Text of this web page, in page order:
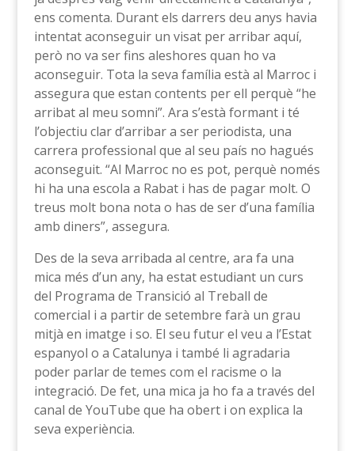
ens comenta. Durant els darrers deu anys havia
intentat aconseguir un visat per arribar aquí,
però no va ser fins aleshores quan ho va
aconseguir. Tota la seva família està al Marroc i
assegura que estan contents per ell perquè “he
arribat al meu somni”. Ara s’està formant i té
l’objectiu clar d’arribar a ser periodista, una
carrera professional que al seu país no hagués
aconseguit. “Al Marroc no es pot, perquè només
hi ha una escola a Rabat i has de pagar molt. O
treus molt bona nota o has de ser d’una família
amb diners”, assegura.
Des de la seva arribada al centre, ara fa una
mica més d’un any, ha estat estudiant un curs
del Programa de Transició al Treball de
comercial i a partir de setembre farà un grau
mitjà en imatge i so. El seu futur el veu a l’Estat
espanyol o a Catalunya i també li agradaria
poder parlar de temes com el racisme o la
integració. De fet, una mica ja ho fa a través del
canal de YouTube que ha obert i on explica la
seva experiència.